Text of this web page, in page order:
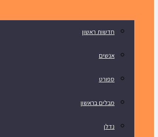
חדשות ראשון
אנשים
ספורט
מבלים בראשון
נדלן